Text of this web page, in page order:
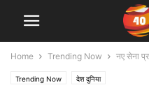
Home Trending Now नए सेना
Trending Now देश दुनिया